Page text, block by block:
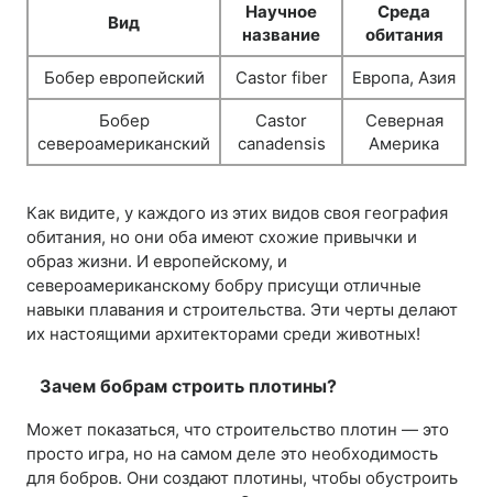
Вид
Научное
название
Среда
обитания
Бобер европейский Castor fiber Европа, Азия
Бобер
североамериканский
Castor
canadensis
Северная
Америка
Как видите, у каждого из этих видов своя география
обитания, но они оба имеют схожие привычки и
образ жизни. И европейскому, и
североамериканскому бобру присущи отличные
навыки плавания и строительства. Эти черты делают
их настоящими архитекторами среди животных!
Зачем бобрам строить плотины?
Может показаться, что строительство плотин — это
просто игра, но на самом деле это необходимость
для бобров. Они создают плотины, чтобы обустроить